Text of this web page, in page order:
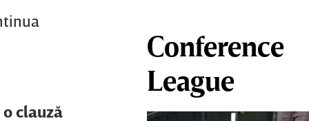
clauză
Conference
League